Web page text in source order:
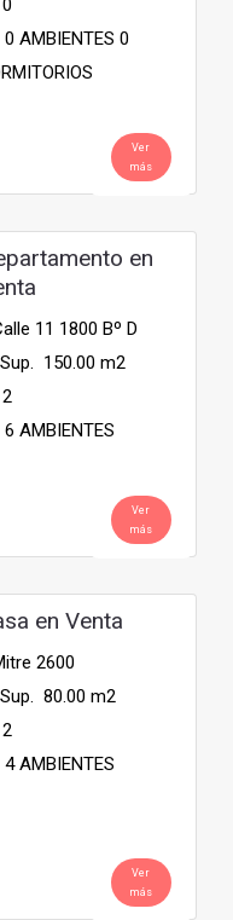
AMBIENTES 0
Ver
más
en
11 1800 Bº D
Sup. 150.00 m2
AMBIENTES
Ver
más
en Venta
2600
Sup. 80.00 m2
AMBIENTES
Ver
más